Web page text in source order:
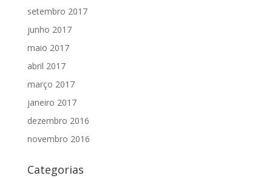
setembro 2017
junho 2017
maio 2017
abril 2017
março 2017
janeiro 2017
dezembro 2016
novembro 2016
Categorias